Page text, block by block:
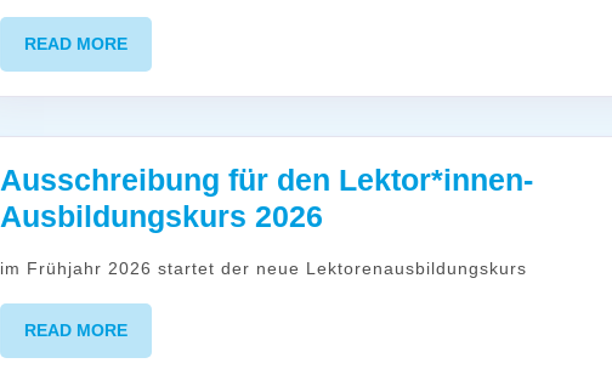
READ MOREREAD
MORE
Ausschreibung für den Lektor*innen-
Ausbildungskurs 2026
im Frühjahr 2026 startet der neue Lektorenausbildungskurs
READ MOREREAD
MORE